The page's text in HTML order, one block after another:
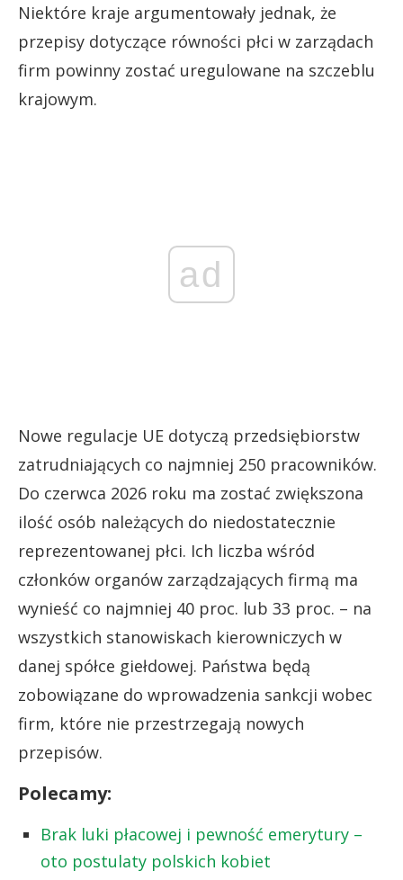
Niektóre kraje argumentowały jednak, że
przepisy dotyczące równości płci w zarządach
firm powinny zostać uregulowane na szczeblu
krajowym.
ad
Nowe regulacje UE dotyczą przedsiębiorstw
zatrudniających co najmniej 250 pracowników.
Do czerwca 2026 roku ma zostać zwiększona
ilość osób należących do niedostatecznie
reprezentowanej płci. Ich liczba wśród
członków organów zarządzających firmą ma
wynieść co najmniej 40 proc. lub 33 proc. – na
wszystkich stanowiskach kierowniczych w
danej spółce giełdowej. Państwa będą
zobowiązane do wprowadzenia sankcji wobec
firm, które nie przestrzegają nowych
przepisów.
Polecamy:
Brak luki płacowej i pewność emerytury –
oto postulaty polskich kobiet